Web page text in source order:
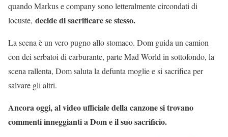
quando Markus e company sono letteralmente circondati di
locuste, decide di sacrificare se stesso.
La scena è un vero pugno allo stomaco. Dom guida un camion
con dei serbatoi di carburante, parte Mad World in sottofondo, la
scena rallenta, Dom saluta la defunta moglie e si sacrifica per
salvare gli altri.
Ancora oggi, al video ufficiale della canzone si trovano
commenti inneggianti a Dom e il suo sacrificio.